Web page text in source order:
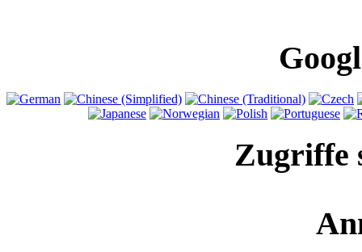
Zugriffe